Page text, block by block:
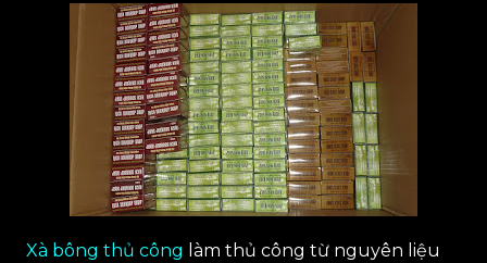
Xà bông thủ công làm thủ công từ nguyên liệu